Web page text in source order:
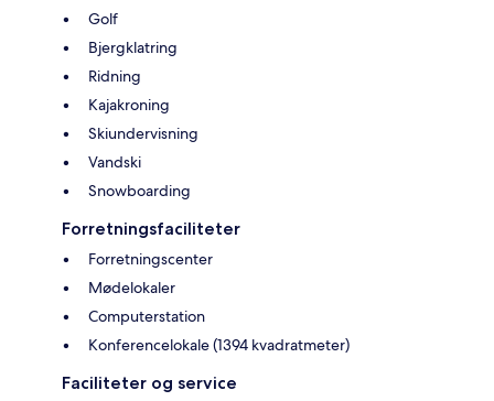
Golf
Bjergklatring
Ridning
Kajakroning
Skiundervisning
Vandski
Snowboarding
Forretningsfaciliteter
Forretningscenter
Mødelokaler
Computerstation
Konferencelokale (1394 kvadratmeter)
Faciliteter og service